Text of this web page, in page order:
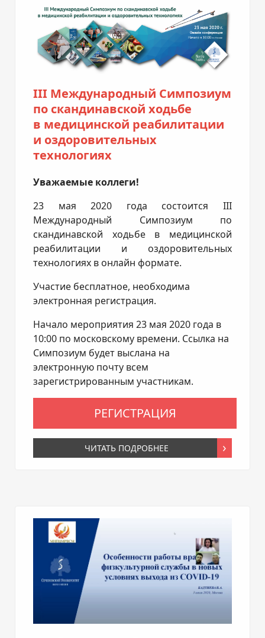
III Международный Симпозиум
по скандинавской ходьбе
в медицинской реабилитации
и оздоровительных
технологиях
Уважаемые коллеги!
23 мая 2020 года состоится III
Международный Симпозиум по
скандинавской ходьбе в медицинской
реабилитации и оздоровительных
технологиях в онлайн формате.
Участие бесплатное, необходима
электронная регистрация.
Начало мероприятия 23 мая 2020 года в
10:00 по московскому времени. Ссылка на
Симпозиум будет выслана на
электронную почту всем
зарегистрированным участникам.
РЕГИСТРАЦИЯ
ЧИТАТЬ ПОДРОБНЕЕ